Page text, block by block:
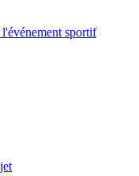
sportif